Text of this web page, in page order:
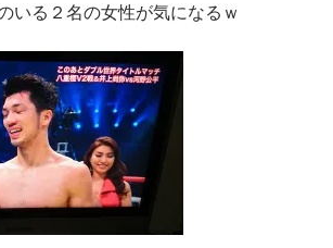
いる２名の女性が気になるｗ